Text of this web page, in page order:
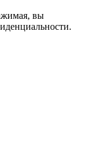
вы